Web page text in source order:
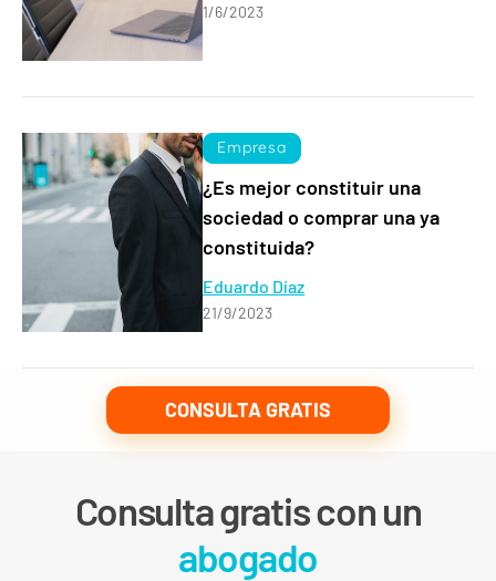
1/6/2023
Empresa
¿Es mejor constituir una
sociedad o comprar una ya
constituida?
Eduardo Díaz
21/9/2023
CONSULTA GRATIS
Consulta gratis con un
abogado